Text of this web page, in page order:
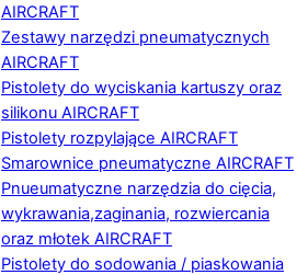
AIRCRAFT
Zestawy narzędzi pneumatycznych
AIRCRAFT
Pistolety do wyciskania kartuszy oraz
silikonu AIRCRAFT
Pistolety rozpylające AIRCRAFT
Smarownice pneumatyczne AIRCRAFT
Pnueumatyczne narzędzia do cięcia,
wykrawania,zaginania, rozwiercania
oraz młotek AIRCRAFT
Pistolety do sodowania / piaskowania